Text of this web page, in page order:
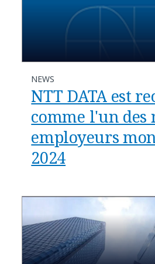
NEWS
NTT DATA est
comme l'un
employeurs
2024